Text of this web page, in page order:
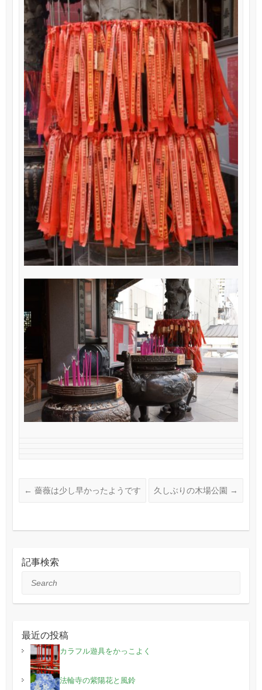
← 薔薇は少し早かったようです 久しぶりの木場公園 →
記事検索
Search
最近の投稿
カラフル遊具をかっこよく
法輪寺の紫陽花と風鈴